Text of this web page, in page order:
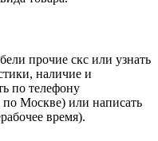
прочие скс или узнать
наличие и
по телефону
Москве) или написать
время).